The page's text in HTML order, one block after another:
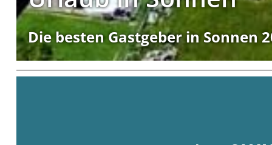
Die besten Gastgeber in Sonnen